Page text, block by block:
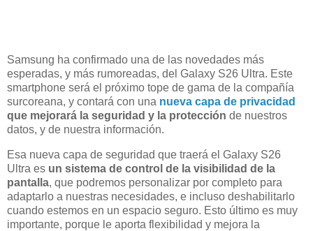
Samsung ha confirmado una de las novedades más
esperadas, y más rumoreadas, del Galaxy S26 Ultra. Este
smartphone será el próximo tope de gama de la compañía
surcoreana, y contará con una nueva capa de privacidad
que mejorará la seguridad y la protección de nuestros
datos, y de nuestra información.
Esa nueva capa de seguridad que traerá el Galaxy S26
Ultra es un sistema de control de la visibilidad de la
pantalla, que podremos personalizar por completo para
adaptarlo a nuestras necesidades, e incluso deshabilitarlo
cuando estemos en un espacio seguro. Esto último es muy
importante, porque le aporta flexibilidad y mejora la